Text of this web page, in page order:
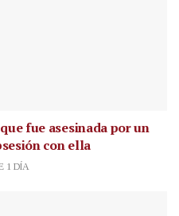
fue asesinada por un
con ella
1 DÍA